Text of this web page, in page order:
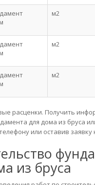
м2
м2
м2
расценки. Получить
для дома из бруса
или оставив заявку
из бруса